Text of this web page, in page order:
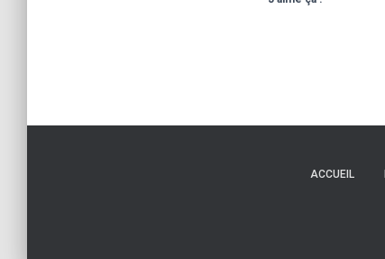
ACCUEIL